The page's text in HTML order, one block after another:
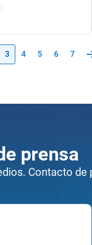
3 4 5 6 7
prensa
Contacto de